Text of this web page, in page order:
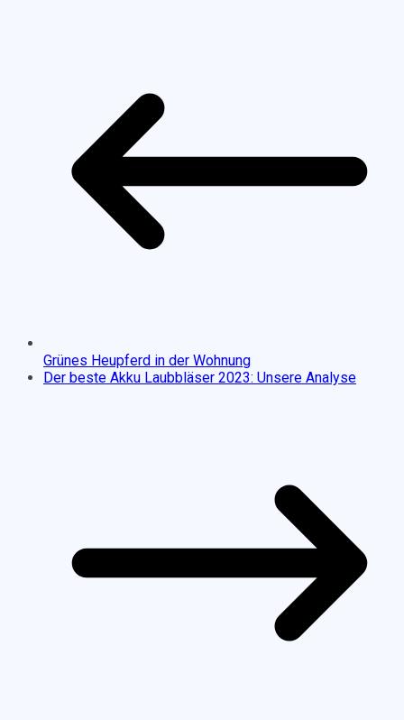
Grünes Heupferd in der Wohnung
Der beste Akku Laubbläser 2023: Unsere Analyse